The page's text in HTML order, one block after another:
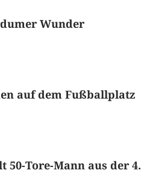
Wunder
auf dem Fußballplatz
50-Tore-Mann aus der 4.